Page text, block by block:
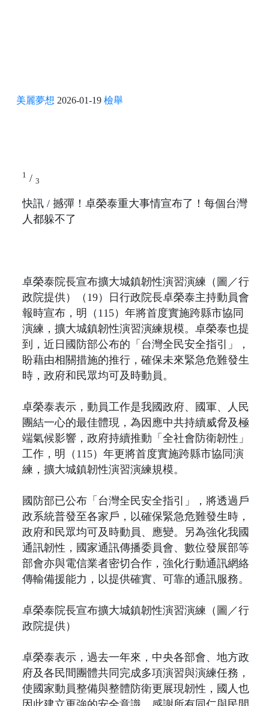
美麗夢想 2026-01-19 檢舉
1 / 3
快訊 / 撼彈！卓榮泰重大事情宣布了！每個台灣
人都躲不了
卓榮泰院長宣布擴大城鎮韌性演習演練（圖／行
政院提供）（19）日行政院長卓榮泰主持動員會
報時宣布，明（115）年將首度實施跨縣市協同
演練，擴大城鎮韌性演習演練規模。卓榮泰也提
到，近日國防部公布的「台灣全民安全指引」，
盼藉由相關措施的推行，確保未來緊急危難發生
時，政府和民眾均可及時動員。
卓榮泰表示，動員工作是我國政府、國軍、人民
團結一心的最佳體現，為因應中共持續威脅及極
端氣候影響，政府持續推動「全社會防衛韌性」
工作，明（115）年更將首度實施跨縣市協同演
練，擴大城鎮韌性演習演練規模。
國防部已公布「台灣全民安全指引」，將透過戶
政系統普發至各家戶，以確保緊急危難發生時，
政府和民眾均可及時動員、應變。另為強化我國
通訊韌性，國家通訊傳播委員會、數位發展部等
部會亦與電信業者密切合作，強化行動通訊網絡
傳輸備援能力，以提供確實、可靠的通訊服務。
卓榮泰院長宣布擴大城鎮韌性演習演練（圖／行
政院提供）
卓榮泰表示，過去一年來，中央各部會、地方政
府及各民間團體共同完成多項演習與演練任務，
使國家動員整備與整體防衛更展現韌性，國人也